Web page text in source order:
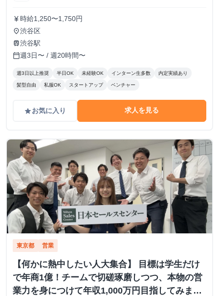
currency_yen 時給1,250〜1,750円
place渋谷区
train渋谷駅
calendar_today週3日〜 / 週20時間〜
週3日以上推奨 半日OK 未経験OK インターン生多数 内定実績あり
髪型自由 私服OK スタートアップ ベンチャー
gradeお気に入り 求人を見る
東京都 営業
【何かに熱中したい人大集合】 目標は学生だけ
で年商1億！チームで切磋琢磨しつつ、本物の営
業力を身につけて年収1,000万円目指してみませ